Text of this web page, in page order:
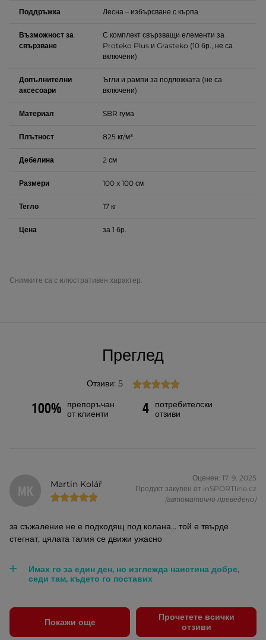
Поддръжка Лесна – избърсване с кърпа
Възможност за
свързване
С комплект свързващи елементи за
Proteko Plus и Grasteko (10 бр., не са
включени)
Допълнителни
аксесоари
Ъгли и рампи за подложката (не са
включени)
Материал SBR гума
Плътност 825 кг/м³
Дебелина 2 см
Размери 100 x 100 см
Тегло 17 кг
Цена за 1 бр.
Снимките са с илюстративен характер.
Преглед
Отзиви: 5
100%
препоръчан
от клиенти
4
потребителски
отзиви
MK Martin Kolář
Оценен: 17. 9. 2025
Продукт закупен от inSPORTline.cz
(автоматично преведено)
за съжаление не е подходящ под колана... той е твърде
стегнат, цялата талия се движи ужасно
Имах го за един ден, но изглежда наистина добре,
седи там, където го поставих
Покажи още
Прочетете всички
отзиви